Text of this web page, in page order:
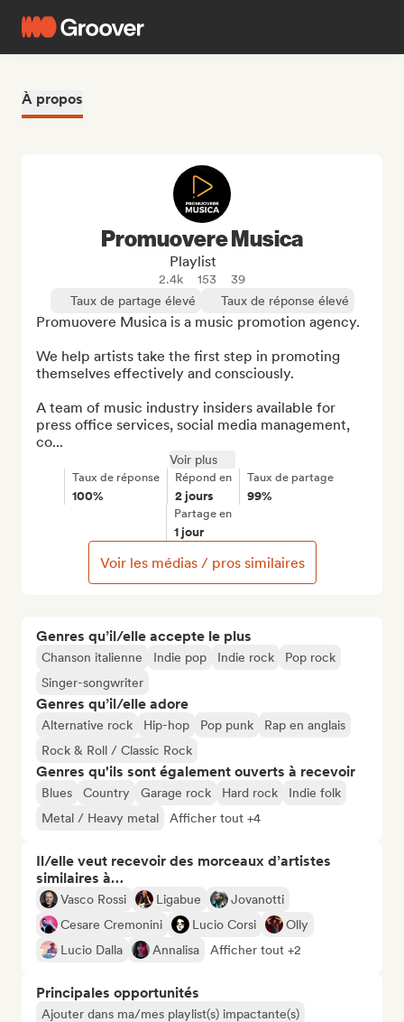
À propos
Genres qu’il/elle accepte le plus
Chanson italienne Indie pop Indie rock
Pop rock
Singer-songwriter
Genres qu’il/elle adore
Alternative rock Hip-hop Pop punk
Rap en anglais
Rock & Roll / Classic Rock
Genres qu'ils sont également ouverts à recevoir
Blues Country Garage rock Hard rock
Indie folk
Metal / Heavy metal
Afficher tout +4
Il/elle veut recevoir des morceaux d’artistes
similaires à…
Vasco Rossi Ligabue
Jovanotti
Cesare Cremonini
Lucio Corsi
Olly
Lucio Dalla
Annalisa Afficher tout +2
Principales opportunités
Ajouter dans ma/mes playlist(s) impactante(s)
Promuovere Musica
Playlist
2.4k 153
39
Taux de partage élevé
Taux de réponse élevé
Promuovere Musica is a music promotion agency.
We help artists take the first step in promoting
themselves effectively and consciously.
A team of music industry insiders available for
press office services, social media management,
co...
Voir plus
Taux de réponse
100%
Répond en
2 jours
Taux de partage
99%
Partage en
1 jour
Voir les médias / pros similaires